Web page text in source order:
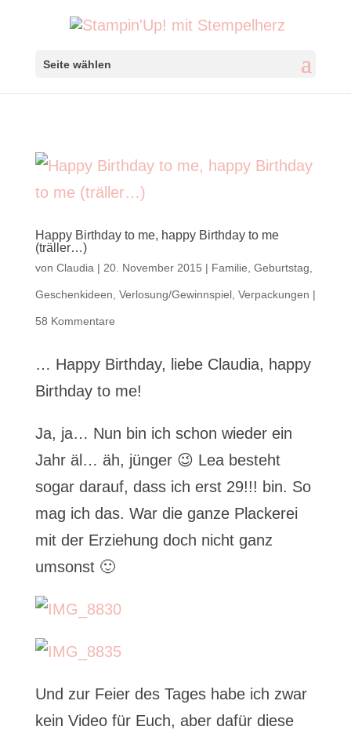
Seite wählen
Happy Birthday to me, happy Birthday to me
(träller…)
von Claudia | 20. November 2015 | Familie Geburtstag
Geschenkideen Verlosung/Gewinnspiel, Verpackungen |
58 Kommentare
… Happy Birthday, liebe Claudia, happy
Birthday to me!
Ja, ja… Nun bin ich schon wieder ein
Jahr äl… äh, jünger 😉 Lea besteht
sogar darauf, dass ich erst 29!!! bin. So
mag ich das. War die ganze Plackerei
mit der Erziehung doch nicht ganz
umsonst 🙂
Und zur Feier des Tages habe ich zwar
kein Video für Euch, aber dafür diese